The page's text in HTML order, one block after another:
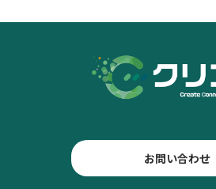
お問い合わせ